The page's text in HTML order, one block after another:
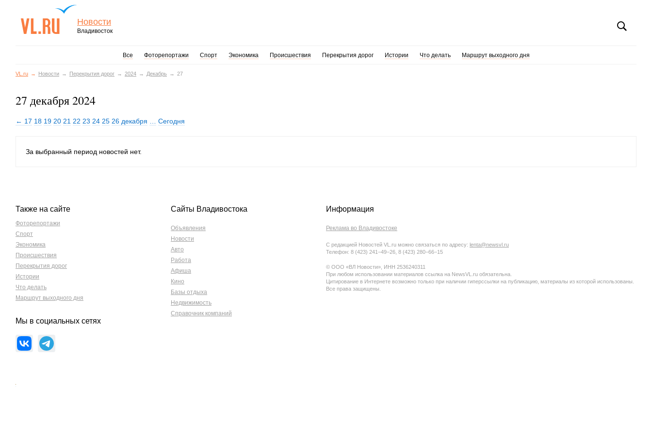
Новости
Владивосток
Все Фоторепортажи Спорт Экономика Происшествия Перекрытия дорог Истории Что делать Маршрут выходного дня
VL.ru Новости Перекрытия дорог 2024 Декабрь 27
27 декабря 2024
← 17 18 19 20 21 22 23 24 25 26 декабря Сегодня
За выбранный период новостей нет.
Также на сайте
Фоторепортажи
Спорт
Экономика
Происшествия
Перекрытия дорог
Истории
Что делать
Маршрут выходного дня
Мы в социальных сетях
Сайты Владивостока
Объявления
Новости
Авто
Работа
Афиша
Кино
Базы отдыха
Недвижимость
Справочник компаний
Информация
Реклама во Владивостоке
С редакцией Новостей VL.ru можно связаться по адресу: lenta@newsvl.ru
Телефон: 8 (423) 241−49−26, 8 (423) 280−66−15
© ООО «ВЛ Новости», ИНН 2536240311
При любом использовании материалов ссылка на NewsVL.ru обязательна.
Цитирование в Интернете возможно только при наличии гиперссылки на публикацию, материалы из которой использованы.
Все права защищены.